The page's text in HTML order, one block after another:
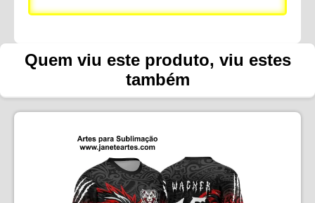
Quem viu este produto, viu estes
também